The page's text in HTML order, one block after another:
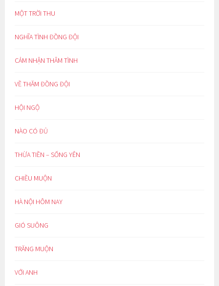
MỘT TRỜI THU
NGHĨA TÌNH ĐỒNG ĐỘI
CẢM NHẬN THÂM TÌNH
VỀ THĂM ĐỒNG ĐỘI
HỘI NGỘ
NÀO CÓ ĐỦ
THỪA TIỀN – SỐNG YÊN
CHIỀU MUỘN
HÀ NỘI HÔM NAY
GIÓ SUÔNG
TRĂNG MUỘN
VỚI ANH